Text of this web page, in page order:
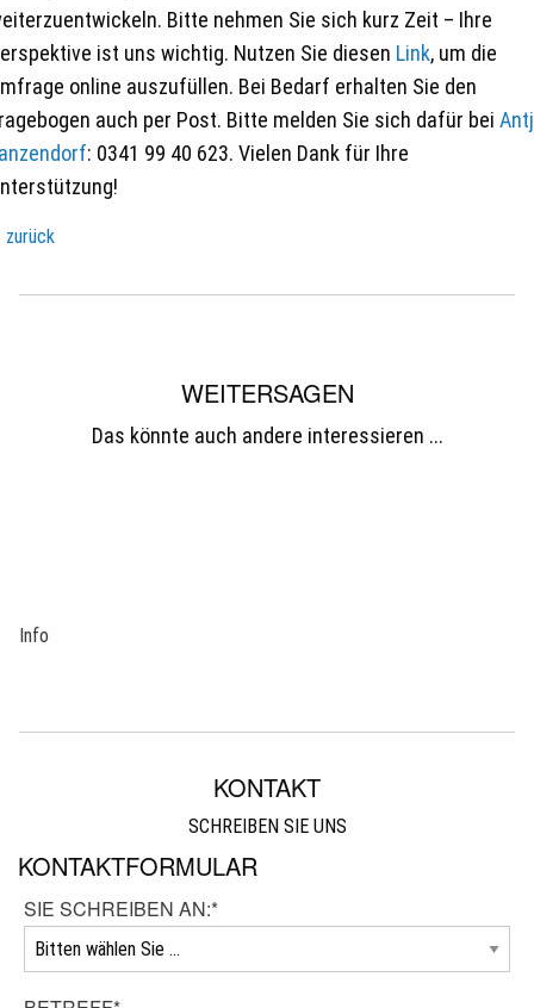
Bitte nehmen Sie sich kurz Zeit – Ihre
ist uns wichtig. Nutzen Sie diesen Link, um die
online auszufüllen. Bei Bedarf erhalten Sie den
auch per Post. Bitte melden Sie sich dafür bei
: 0341 99 40 623. Vielen Dank für Ihre
zurück
WEITERSAGEN
Das könnte auch andere interessieren ...
Info
KONTAKT
SCHREIBEN SIE UNS
KONTAKTFORMULAR
SIE SCHREIBEN AN:*